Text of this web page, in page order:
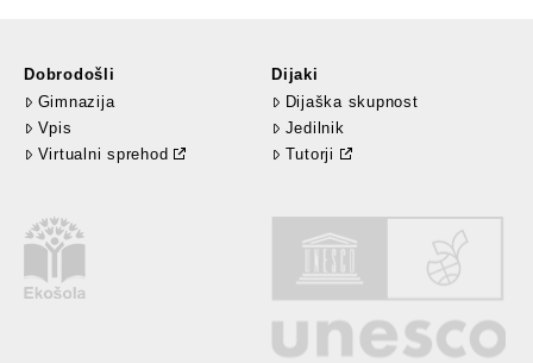
Dobrodošli
Gimnazija
Vpis
Virtualni sprehod
Dijaki
Dijaška skupnost
Jedilnik
Tutorji